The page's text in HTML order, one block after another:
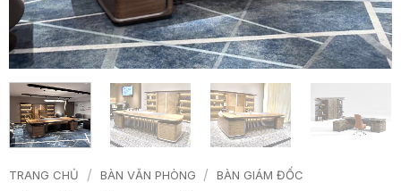
TRANG CHỦ / BÀN VĂN PHÒNG / BÀN GIÁM ĐỐC